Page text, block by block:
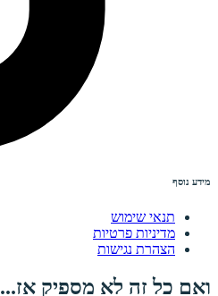
מידע נוסף
תנאי שימוש
מדיניות פרטיות
הצהרת נגישות
ואם כל זה לא מספיק אז...